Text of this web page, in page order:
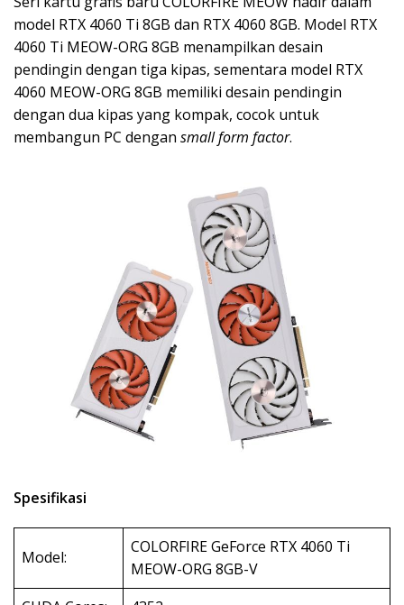
model RTX 4060 Ti 8GB dan RTX 4060 8GB. Model RTX
4060 Ti MEOW-ORG 8GB menampilkan desain
pendingin dengan tiga kipas, sementara model RTX
4060 MEOW-ORG 8GB memiliki desain pendingin
dengan dua kipas yang kompak, cocok untuk
membangun PC dengan small form factor.
Spesifikasi
Model:
COLORFIRE GeForce RTX 4060 Ti
MEOW-ORG 8GB-V